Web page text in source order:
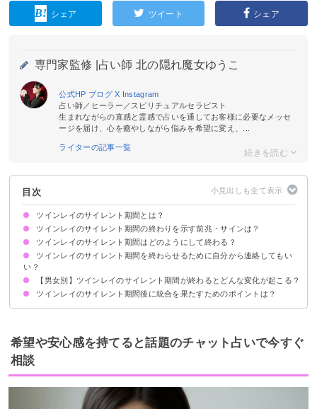
シェア ツイート シェア
専門家監修 | 占い師 北の隠れ魔女ゆうこ
公式HP ブログX Instagram
占い師／ヒーラー／スピリチュアルセラピスト
生まれながらの直感と霊感で占いを通してお客様に必要なメッセ
ージを届け、心を癒やしながら悩みを希望に変え、...
ライターの記事一覧
目次
ツインレイのサイレント期間とは？
ツインレイのサイレント期間の終わりを示す前兆・サインは？
①夢にツインレイが出てくる
②原因不明の体調不良が続く
③人間関係に変化が起こる
④異性にモテるようになる
⑤今まで大切にしていたものが壊れる
⑥エンジェルナンバーを頻繁に見る
⑦一人でも幸せを感じられるようになる
⑧自己肯定感が高まり自分を愛せるようになる
⑨2人を再会させるための存在が現れる
⑩無性に環境を変えたくなる
⑪ランナーからの接触が始まる
ツインレイのサイレント期間はどのようにして終わる？
①ツインレイの相手から連絡が来る
②偶然ばったり会う
③共通の友人などを介して連絡が来る
ツインレイのサイレント期間を終わらせるために自分から連絡してもい
い？
ランナーから連絡することで終わるケースが多い
チェイサーは連絡せず自立して待つ
【男女別】ツインレイのサイレント期間が終わるとどんな変化が起こる？
ツインレイ男性に起こる変化
ツインレイ女性に起こる変化
ツインレイのサイレント期間後に統合を果たすためのポイントは？
相手への執着を手放す
経済的・精神的にツインレイの相手から自立する
魂の成長を忘れずに目指す
ツインレイと統合できる未来をイメージして信じる
互いの価値観を尊重しつつ綿密にコミュニケーションを取る
希望や安心感を持てると話題のチャット占いで今すぐ
相談